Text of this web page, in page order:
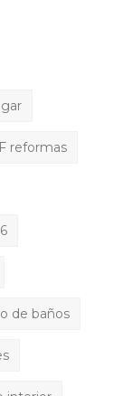
reformas
de baños